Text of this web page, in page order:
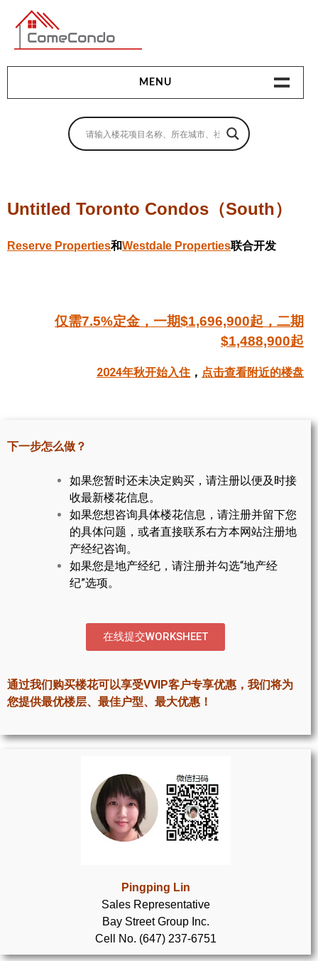
多伦多最新最全的楼花搜索引擎
MENU
地产相关
卖房指南
贷款指南
多伦多地产
大多伦多地区楼花开发商名录
楼花转让专区
多伦多市中心楼花项目
怡陶碧谷社区介绍
怡陶碧谷楼花项目
世嘉堡楼花项目
密西沙加社区介绍
密西沙加楼花项目
奥克维尔社区介绍
列治文山楼花项目
新居民
留学生指南
Untitled Toronto Condos（South）
Reserve Properties和Westdale Properties联合开发
仅需7.5%定金，一期$1,696,900起，二期
$1,488,900起
2024年秋开始入住 ， 点击查看附近的楼盘
下一步怎么做？
如果您暂时还未决定购买，请注册以便及时接
收最新楼花信息。
如果您想咨询具体楼花信息，请注册并留下您
的具体问题，或者直接联系右方本网站注册地
产经纪咨询。
如果您是地产经纪，请注册并勾选“地产经
纪”选项。
在线提交WORKSHEET
通过我们购买楼花可以享受VVIP客户专享优惠，我们将为
您提供最优楼层、最佳户型、最大优惠！
Pingping Lin
Sales Representative
Bay Street Group Inc.
Cell No. (647) 237-6751